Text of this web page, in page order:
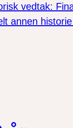
vedtak:
annen